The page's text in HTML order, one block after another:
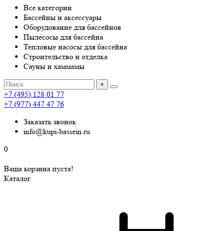
Все категории
Бассейны и аксессуары
Оборудование для бассейнов
Пылесосы для бассейна
Тепловые насосы для бассейна
Строительство и отделка
Сауны и хаммамы
×
+7 (495) 128 01 77
+7 (977) 447 47 76
Заказать звонок
info@kupi-bassein.ru
0
Ваша корзина пуста!
Каталог